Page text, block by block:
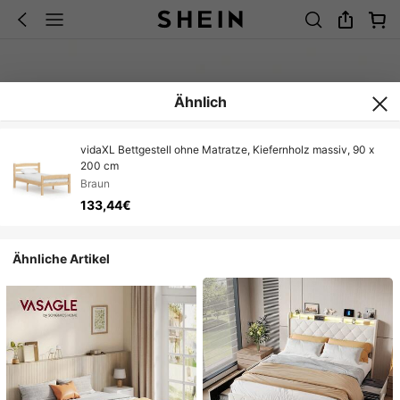
Ähnlich
vidaXL Bettgestell ohne Matratze, Kiefernholz massiv, 90 x
200 cm
Braun
133,44€
Ähnliche Artikel